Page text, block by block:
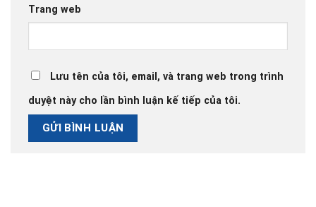
Trang web
Lưu tên của tôi, email, và trang web trong trình
duyệt này cho lần bình luận kế tiếp của tôi.